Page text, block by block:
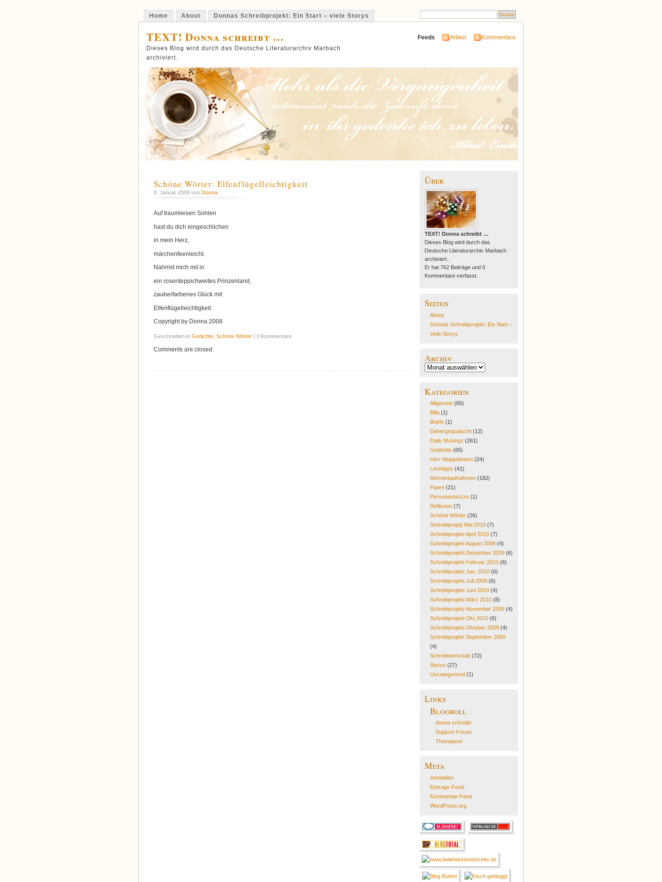
Home About Donnas Schreibprojekt: Ein Start – viele Storys
TEXT! Donna schreibt …
Dieses Blog wird durch das Deutsche Literaturarchiv Marbach
archiviert.
Feeds Artikel Kommentare
Schöne Wörter: Elfenflügelleichtigkeit
9. Januar 2009 von Donna
Auf traumleisen Sohlen
hast du dich eingeschlichen
in mein Herz,
märchenfeenleicht.
Nahmst mich mit in
ein rosenteppichweites Prinzenland,
zauberfarbenes Glück mit
Elfenflügelleichtigkeit.
Copyright by Donna 2008
Geschrieben in Gedichte Schöne Wörter | 0 Kommentare
Comments are closed.
Über
TEXT! Donna schreibt …
Dieses Blog wird durch das
Deutsche Literaturarchiv Marbach
archiviert..
Er hat 762 Beiträge und 0
Kommentare verfasst.
Seiten
About
Donnas Schreibprojekt: Ein Start –
viele Storys
Archiv
Archiv
Kategorien
Allgemein(65)
Billa(1)
Briefe(1)
Dahergequatscht(12)
Daily Musings (261)
Gedichte(65)
Herr Moppelmann(24)
Lesetipps (41)
Momentaufnahmen(182)
Paare(21)
Personenskizze(1)
Reflexion(7)
Schöne Wörter(26)
Schreibprojejt Mai 2010(7)
Schreibprojekt April 2010(7)
Schreibprojekt August 2009(4)
Schreibprojekt Dezember 2009(6)
Schreibprojekt Februar 2010(6)
Schreibprojekt Jan. 2010(6)
Schreibprojekt Juli 2009(6)
Schreibprojekt Juni 2010(4)
Schreibprojekt März 2010(8)
Schreibprojekt November 2009(4)
Schreibprojekt Okt.2010(6)
Schreibprojekt Oktober 2009(4)
Schreibprojekt September 2009
(4)
Schreibwerkstatt(72)
Storys (27)
Uncategorized (1)
Links
Blogroll
donna schreibt
Support-Forum
Themepool
Meta
Anmelden
Eintrags-Feed
Kommentar-Feed
WordPress.org